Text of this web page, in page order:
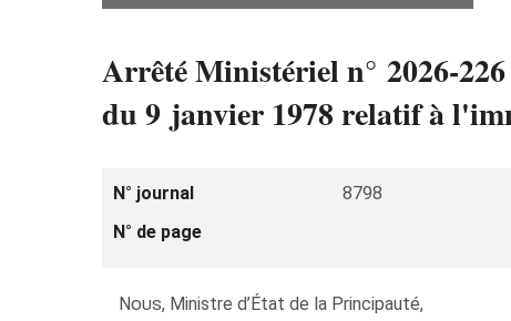
Arrêté Ministériel n°
du 9 janvier 1978 relatif à
N° journal 8798
N° de page
Nous, Ministre d’État de la Principauté,